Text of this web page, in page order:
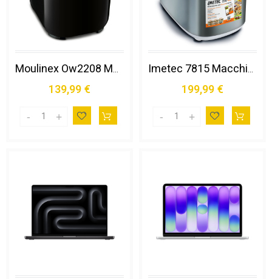
Moulinex Ow2208 Macchina del Pane Pain Plaisir
139,99 €
Imetec 7815 Macchina per Il Pane 920 W Argento, Bianco
199,99 €